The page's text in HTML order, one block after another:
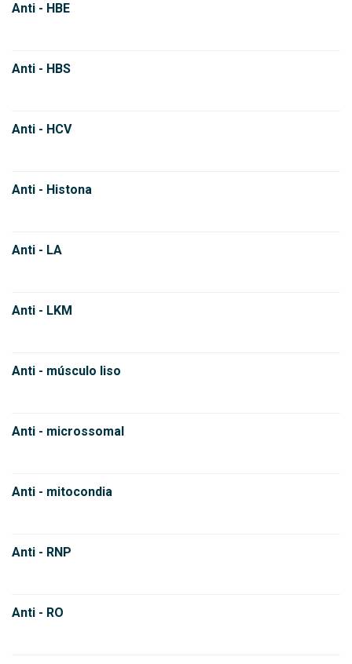
Anti - HBE
Anti - HBS
Anti - HCV
Anti - Histona
Anti - LA
Anti - LKM
Anti - músculo liso
Anti - microssomal
Anti - mitocondia
Anti - RNP
Anti - RO